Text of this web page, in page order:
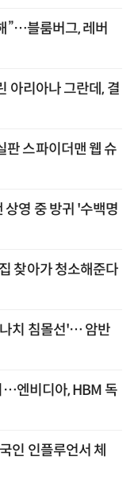
”…블룸버그, 레버
아리아나 그란데, 결
스파이더맨 웹 슈
영 중 방귀 '수백명
찾아가 청소해준다
치 침몰선'… 암반
…엔비디아, HBM 독
인 인플루언서 체